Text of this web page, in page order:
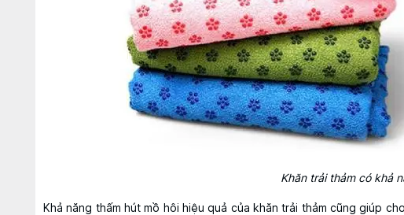
Khăn trải thảm có khả
Khả năng thấm hút mồ hôi hiệu quả của khăn trải thảm cũng giúp